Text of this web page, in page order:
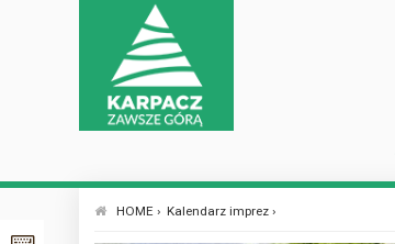
HOME › Kalendarz imprez ›